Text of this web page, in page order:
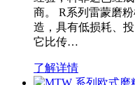
商。 R系列雷蒙磨
造，具有低损耗、
它比传…
了解详情